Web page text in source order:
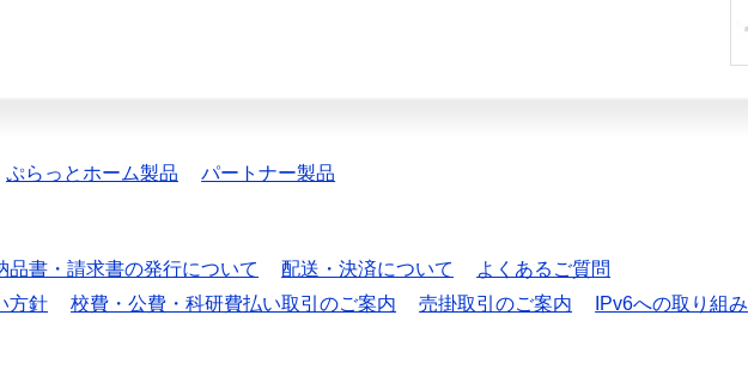
ぷらっとホーム製品 パートナー製品
品書・請求書の発行について 配送・決済について
よくあるご質問
方針 校費・公費・科研費払い取引のご案内 売掛取引のご案内
IPv6への取り組み